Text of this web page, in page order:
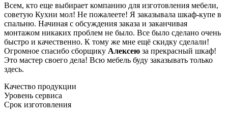
Всем, кто еще выбирает компанию для изготовления мебели,
советую Кухни мол! Не пожалеете! Я заказывала шкаф-купе в
спальню. Начиная с обсуждения заказа и заканчивая
монтажом никаких проблем не было. Все было сделано очень
быстро и качественно. К тому же мне ещё скидку сделали!
Огромное спасибо сборщику Алексею за прекрасный шкаф!
Это мастер своего дела! Всю мебель буду заказывать только
здесь.
Качество продукции
Уровень сервиса
Срок изготовления